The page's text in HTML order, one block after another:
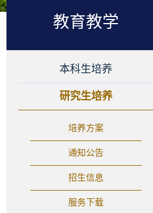
教育教学
本科生培养
研究生培养
培养方案
通知公告
招生信息
服务下载